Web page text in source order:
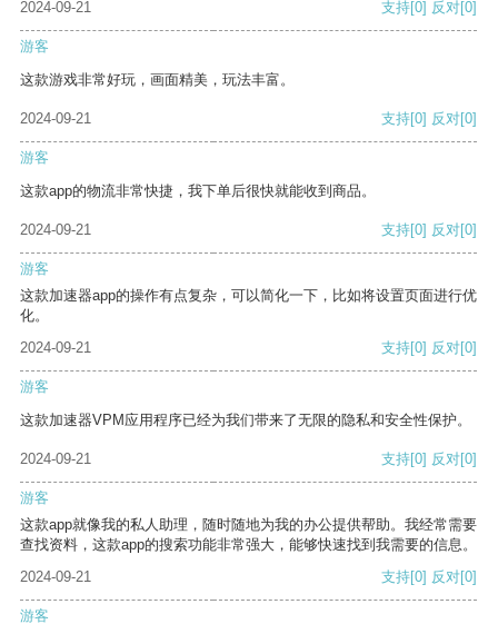
2024-09-21 支持[0] 反对[0]
游客
这款游戏非常好玩，画面精美，玩法丰富。
2024-09-21 支持[0] 反对[0]
游客
这款app的物流非常快捷，我下单后很快就能收到商品。
2024-09-21 支持[0] 反对[0]
游客
这款加速器app的操作有点复杂，可以简化一下，比如将设置页面进行优
化。
2024-09-21
支持[0] 反对[0]
游客
这款加速器VPM应用程序已经为我们带来了无限的隐私和安全性保护。
2024-09-21 支持[0] 反对[0]
游客
这款app就像我的私人助理，随时随地为我的办公提供帮助。我经常需要
查找资料，这款app的搜索功能非常强大，能够快速找到我需要的信息。
2024-09-21
支持[0] 反对[0]
游客